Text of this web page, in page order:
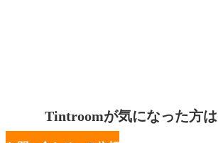
Tintroomが気になった方は